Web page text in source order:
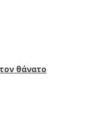
θάνατο